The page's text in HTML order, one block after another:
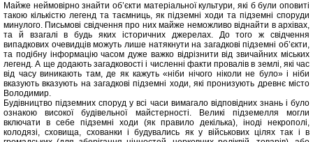
Майже неймовірно знайти об’єкти матеріальної культури, які б були оповиті
такою кількістю легенд та таємниць, як підземні ходи та підземні споруди
минулого. Письмові свідчення про них майже неможливо віднайти в архівах,
та й взагалі в будь яких історичних джерелах. До того ж свідчення
випадкових очевидців можуть лише натякнути на загадкові підземні об’єкти,
та подібну інформацію часом дуже важко відрізнити від звичайних міських
легенд. А ще додають загадковості і численні факти провалів в землі, які час
від часу виникають там, де як кажуть «ніби нічого ніколи не було» і ніби
вказують вказують на загадкові підземні ходи, які пронизують древнє місто
Володимир.
Будівництво підземних споруд у всі часи вимагало відповідних знань і було
ознакою високої будівельної майстерності. Великі підземелля могли
включати в себе підземні ходи (як правило декілька), іноді некрополі,
колодязі, сховища, схованки і будувались як у військових цілях так і в